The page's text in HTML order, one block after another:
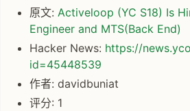
原文: Activeloop (YC S18) Is
Engineer and MTS(Back End)
Hacker News: https://
id=45448539
作者: davidbuniat
评分: 1